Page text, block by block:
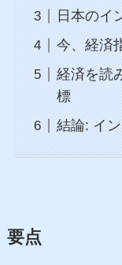
日本のイ
今、経済
経済を読
標
結論: イ
要点